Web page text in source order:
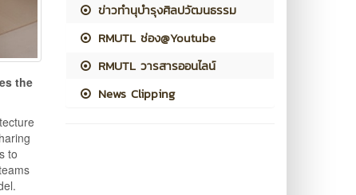
the
to
ข่าวทำนุบำรุงศิลปวัฒนธรรม
RMUTL ช่อง@Youtube
RMUTL วารสารออนไลน์
News Clipping